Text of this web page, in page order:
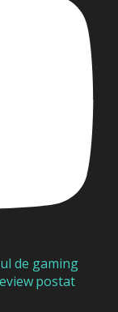
de gaming
postat